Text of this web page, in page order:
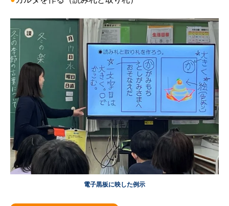
電子黒板に映した例示